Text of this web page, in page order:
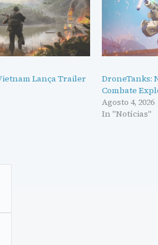
Lança Trailer
DroneTanks:
Combate
Agosto 4, 2026
In "Notícias"